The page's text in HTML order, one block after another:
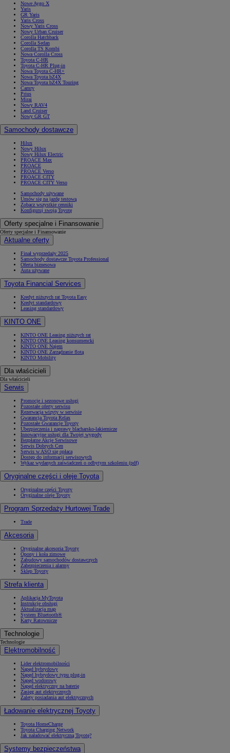
Nowe Aygo X
Yaris
GR Yaris
Yaris Cross
Nowy Yaris Cross
Nowy Urban Cruiser
Corolla Hatchback
Corolla Sedan
Corolla TS Kombi
Nowa Corolla Cross
Toyota C-HR
Toyota C-HR Plug-in
Nowa Toyota C-HR+
Nowa Toyota bZ4X
Nowa Toyota bZ4X Touring
Camry
Prius
Mirai
Nowy RAV4
Land Cruiser
Nowy GR GT
Samochody dostawcze
Hilux
Nowy Hilux
Nowy Hilux Electric
PROACE Max
PROACE
PROACE Verso
PROACE CITY
PROACE CITY Verso
Samochody używane
Umów się na jazdę testową
Zobacz wszystkie cenniki
Konfiguruj swoją Toyotę
Oferty specjalne i Finansowanie
Oferty specjalne i Finansowanie
Aktualne oferty
Finał wyprzedaży 2025
Samochody dostawcze Toyota Professional
Oferta biznesowa
Auta używane
Toyota Financial Services
Kredyt niższych rat Toyota Easy
Kredyt standardowy
Leasing standardowy
KINTO ONE
KINTO ONE Leasing niższych rat
KINTO ONE Leasing konsumencki
KINTO ONE Najem
KINTO ONE Zarządzanie flotą
KINTO Mobility
Dla właścicieli
Dla właścicieli
Serwis
Promocje i sezonowe usługi
Pozostałe oferty serwisu
Rezerwacja wizyty w serwisie
Gwarancja Toyota Relax
Pozostałe Gwarancje Toyoty
Ubezpieczenia i naprawy blacharsko-lakiernicze
Innowacyjne usługi dla Twojej wygody
Bezpłatne Akcje Serwisowe
Serwis Dobrych Cen
Serwis w ASO się opłaca
Dostęp do informacji serwisowych
Wykaz wydanych zaświadczeń o odbytym szkoleniu (pdf)
Oryginalne części i oleje Toyota
Oryginalne części Toyoty
Oryginalne oleje Toyoty
Program Sprzedaży Hurtowej Trade
Trade
Akcesoria
Oryginalne akcesoria Toyoty
Opony i koła zimowe
Zabudowy samochodów dostawczych
Zabezpieczenia i alarmy
Sklep Toyoty
Strefa klienta
Aplikacja MyToyota
Instrukcje obsługi
Aktualizacja map
System Bluetooth®
Karty Ratownicze
Technologie
Technologie
Elektromobilność
Lider elektromobilności
Napęd hybrydowy
Napęd hybrydowy typu plug-in
Napęd wodorowy
Napęd elektryczny na baterię
Zasięg aut elektrycznych
Zalety posiadania aut elektrycznych
Ładowanie elektrycznej Toyoty
Toyota HomeCharge
Toyota Charging Network
Jak naładować elektryczną Toyotę?
Systemy bezpieczeństwa